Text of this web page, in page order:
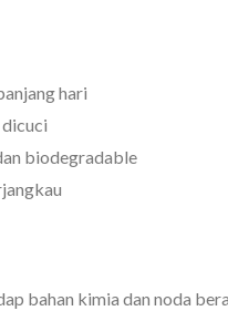
hari
biodegradable
bahan kimia dan noda